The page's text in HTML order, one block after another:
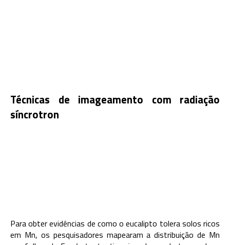
Técnicas de imageamento com radiação
síncrotron
Para obter evidências de como o eucalipto tolera solos ricos
em Mn, os pesquisadores mapearam a distribuição de Mn